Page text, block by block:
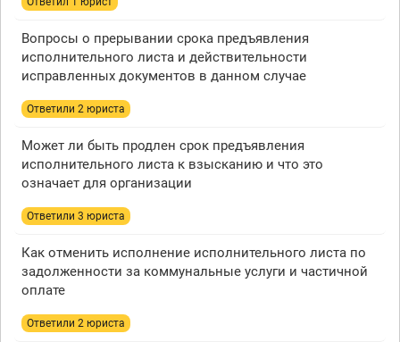
Вопросы о прерывании срока предъявления
исполнительного листа и действительности
исправленных документов в данном случае
Ответили 2 юристa
Может ли быть продлен срок предъявления
исполнительного листа к взысканию и что это
означает для организации
Ответили 3 юристa
Как отменить исполнение исполнительного листа по
задолженности за коммунальные услуги и частичной
оплате
Ответили 2 юристa